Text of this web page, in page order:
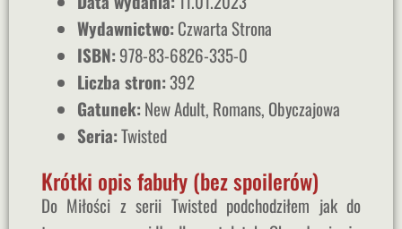
Wydawnictwo: Czwarta Strona
ISBN: 978-83-6826-335-0
Liczba stron:392
Gatunek: New Adult, Romans, Obyczajowa
Seria:Twisted
Krótki opis fabuły (bez spoilerów)
Do Miłości z serii Twisted podchodziłem jak do